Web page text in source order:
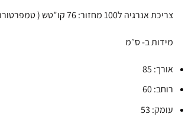
צריכת אנרגיה ל100 מחזור: 76 קו"טש ( טמפרטורה 40-60)
מידות ב- ס״מ
אורך: 85
רוחב: 60
עומק: 53